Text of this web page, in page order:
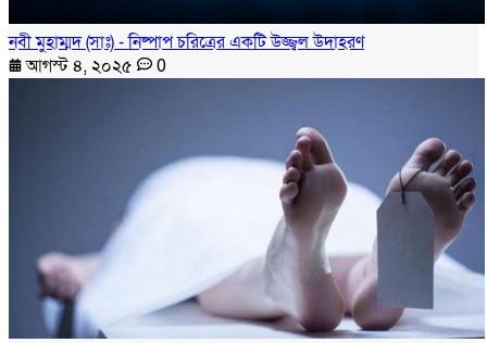
নবী মুহাম্মদ (সাঃ) - নিষ্পাপ চরিত্রের একটি উজ্জ্বল উদাহরণ
আগস্ট ৪, ২০২৫
0